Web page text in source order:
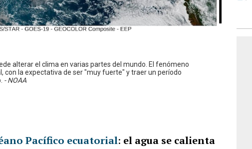
alterar el clima en varias partes del mundo. El fenómeno
con la expectativa de ser "muy fuerte" y traer un período
- NOAA
Pacífico ecuatorial: el agua se calienta